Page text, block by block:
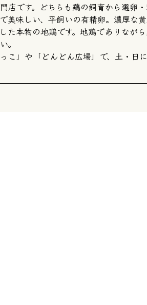
店です。どちらも鶏の飼育から選卵
美味しい、平飼いの有精卵。濃厚な
た本物の地鶏です。地鶏でありなが
。
こ」や 「どんどん広場」 で、土・日